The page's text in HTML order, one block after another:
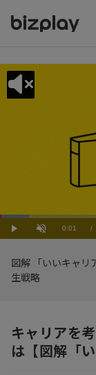
Play UnmuteCurrent
0:01 /
Loaded:
9.38%
図解 「いいキャリ
生戦略
キャリアを
は【図解「